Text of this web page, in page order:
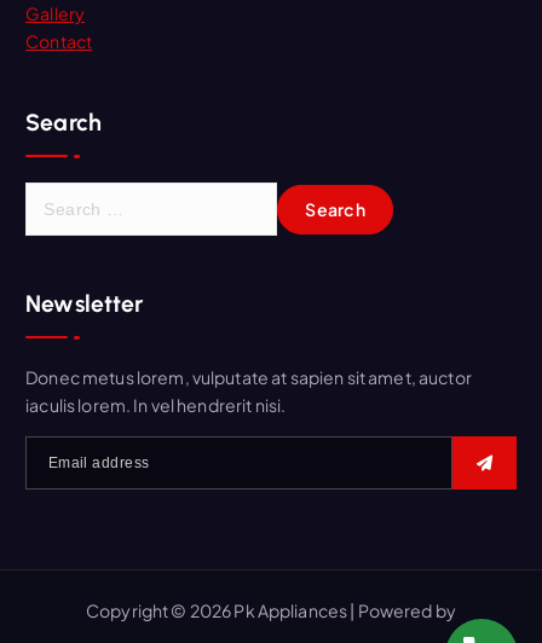
Gallery
Contact
Search
c
h
o
r
Newsletter
Donec metus lorem, vulputate at sapien sit amet, auctor
iaculis lorem. In vel hendrerit nisi.
Copyright © 2026 Pk Appliances | Powered by